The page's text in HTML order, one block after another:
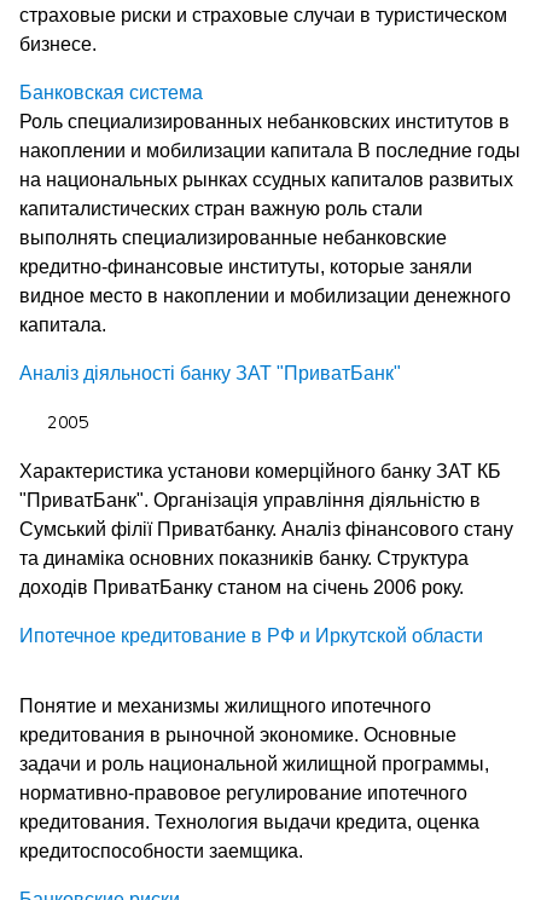
страховые риски и страховые случаи в туристическом
бизнесе.
Банковская система
Роль специализированных небанковских институтов в
накоплении и мобилизации капитала В последние годы
на национальных рынках ссудных капиталов развитых
капиталистических стран важную роль стали
выполнять специализированные небанковские
кредитно-финансовые институты, которые заняли
видное место в накоплении и мобилизации денежного
капитала.
Аналіз діяльності банку ЗАТ "ПриватБанк"
Характеристика установи комерційного банку ЗАТ КБ
"ПриватБанк". Організація управління діяльністю в
Сумський філії Приватбанку. Аналіз фінансового стану
та динаміка основних показників банку. Структура
доходів ПриватБанку станом на січень 2006 року.
Ипотечное кредитование в РФ и Иркутской области
Понятие и механизмы жилищного ипотечного
кредитования в рыночной экономике. Основные
задачи и роль национальной жилищной программы,
нормативно-правовое регулирование ипотечного
кредитования. Технология выдачи кредита, оценка
кредитоспособности заемщика.